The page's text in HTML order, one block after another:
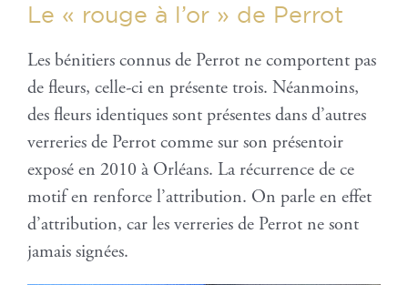
Le « rouge à l’or » de Perrot
Les bénitiers connus de Perrot ne comportent pas
de fleurs, celle-ci en présente trois. Néanmoins,
des fleurs identiques sont présentes dans d’autres
verreries de Perrot comme sur son présentoir
exposé en 2010 à Orléans. La récurrence de ce
motif en renforce l’attribution. On parle en effet
d’attribution, car les verreries de Perrot ne sont
jamais signées.